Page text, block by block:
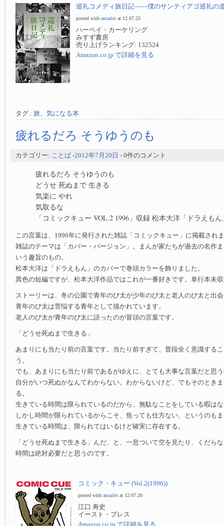
巡礼コメディ旅日記——僕のサンティアゴ巡礼の
posted with amazlet at 12.07.23
ハーペイ・カーケリング
みすず書房
売り上げランキング: 132524
Amazon.co.jp で詳細を見る
タグ : 旅、 気になる本
疲れるだろ そうゆうのも
カテゴリー: ことば -2012年7月20日 - 0件のコメント
疲れるだろ そうゆうのも
どうせ 死ぬまで 生きる
気楽に やれ
気取るな
「コミックキュー VOL.2 1996」収録 松本大洋「ドラえも
この言葉は、1996年に発行された雑誌「コミックキュー」に掲載され
雑誌のテーマは「カバー・バージョン」。まんが家たちが過去の名作
いう趣旨のもの。
松本大洋は「ドラえもん」のカバーで巻頭カラーを飾りました。
異色の短編ですが、松本大洋作品ではこれが一番好きです。単行本未
ストーリーは、冬の公園で青年のび太が少年のび太と老人のび太と出
青年のび太は苦悩する青年として描かれています。
老人のび太が青年のび太に語ったのが冒頭の言葉です。
「どうせ死ぬまで生きる」
あまりにも当たり前の言葉です。当たり前すぎて、普段全く意識する
う。
でも、あまりにも当たり前であるがゆえに、とても大事な言葉だと思
自分がいつ死ぬかなんてわからない。わからないけど、でもそのとき
る。
生きている時間は限られているのだから、無駄なことをしている暇は
しかし時間が限られているからこそ、焦っても仕方ない、というのも
生きている時間は、限られてはいるけど確実に存在する。
「どうせ死ぬまで生きる」んだ、と、一息ついて空を見たり、くだら
時間は絶対必要だと思うのです。
コミック・キュー (Vol.2(1996))
posted with amazlet at 12.07.20
江口 寿史
イースト・プレス
Amazon.co.jp で詳細を見る